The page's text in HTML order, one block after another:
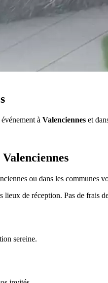
à Valenciennes et
Valenciennes
ou dans les communes
lieux de réception. Pas de frais
sereine.